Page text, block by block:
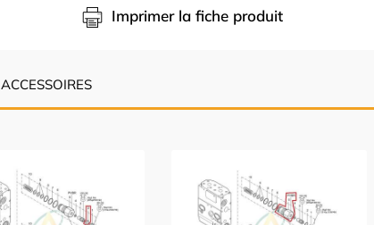
Imprimer la fiche produit
ACCESSOIRES